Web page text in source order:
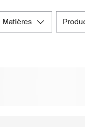
leur confèrent
atteste de
verres et bien
matières